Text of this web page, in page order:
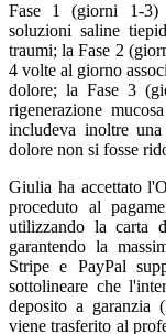
Fase 1 (giorni 1-3)
soluzioni saline
traumi; la Fase 2
4 volte al giorno
dolore; la Fase 3
rigenerazione
includeva inoltre
dolore non si fosse
Giulia ha accettato
proceduto al
utilizzando la carta
garantendo la
Stripe e PayPal
sottolineare che
deposito a garanzia
viene trasferito al